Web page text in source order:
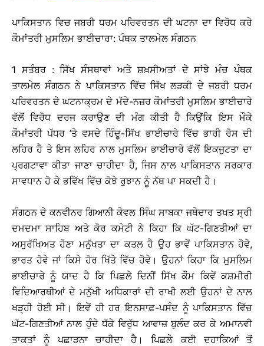
ਪਾਕਿਸਤਾਨ ਵਿਚ ਜਬਰੀ ਧਰਮ ਪਰਿਵਰਤਨ ਦੀ ਘਟਨਾ ਦਾ ਵਿਰੋਧ ਕਰੇ
ਕੌਮਾਂਤਰੀ ਮੁਸਲਿਮ ਭਾਈਚਾਰਾ: ਪੰਥਕ ਤਾਲਮੇਲ ਸੰਗਠਨ
1 ਸਤੰਬਰ : ਸਿੱਖ ਸੰਸਥਾਵਾਂ ਅਤੇ ਸ਼ਖ਼ਸੀਅਤਾਂ ਦੇ ਸਾਂਝੇ ਮੰਚ ਪੰਥਕ
ਤਾਲਮੇਲ ਸੰਗਠਨ ਨੇ ਪਾਕਿਸਤਾਨ ਵਿੱਚ ਸਿੱਖ ਲੜਕੀ ਦੇ ਜਬਰੀ ਧਰਮ
ਪਰਿਵਰਤਨ ਦੇ ਘਟਨਾਕ੍ਰਮ ਦੇ ਮੱਦੇ-ਨਜ਼ਰ ਕੌਮਾਂਤਰੀ ਮੁਸਲਿਮ ਭਾਈਚਾਰੇ
ਵੱਲੋਂ ਵਿਰੋਧ ਦਰਜ ਕਰਾਉਣ ਦੀ ਮੰਗ ਕੀਤੀ ਹੈ ਕਿਉਂਕਿ ਇਸ ਮੌਕੇ
ਕੌਮਾਂਤਰੀ ਪੱਧਰ ’ਤੇ ਵਸਦੇ ਹਿੰਦੂ-ਸਿੱਖ ਭਾਈਚਾਰੇ ਵਿੱਚ ਭਾਰੀ ਰੋਸ ਦੀ
ਲਹਿਰ ਹੈ ਤੇ ਇਸ ਲਹਿਰ ਨਾਲ ਮੁਸਲਿਮ ਭਾਈਚਾਰੇ ਵੱਲੋਂ ਇਕਜੁਟਤਾ ਦਾ
ਪ੍ਰਗਟਾਵਾ ਕੀਤਾ ਜਾਣਾ ਚਾਹੀਦਾ ਹੈ, ਜਿਸ ਨਾਲ ਪਾਕਿਸਤਾਨ ਸਰਕਾਰ
ਸਾਵਧਾਨ ਹੋ ਕੇ ਭਵਿੱਖ ਵਿੱਚ ਕੋਝੇ ਰੁਝਾਨ ਨੂੰ ਨੱਥ ਪਾ ਸਕਦੀ ਹੈ।
ਸੰਗਠਨ ਦੇ ਕਨਵੀਨਰ ਗਿਆਨੀ ਕੇਵਲ ਸਿੰਘ ਸਾਬਕਾ ਜਥੇਦਾਰ ਤਖਤ ਸ੍ਰੀ
ਦਮਦਮਾ ਸਾਹਿਬ ਅਤੇ ਕੋਰ ਕਮੇਟੀ ਨੇ ਕਿਹਾ ਕਿ ਘੱਟ-ਗਿਣਤੀਆਂ ਦਾ
ਅਸੁਰੱਖਿਅਤ ਹੋਣਾ ਮਨੁੱਖਤਾ ਦਾ ਕਤਲ ਹੈ ਉਹ ਭਾਵੇਂ ਪਾਕਿਸਤਾਨ ਹੋਵੇ,
ਭਾਰਤ ਹੋਵੇ ਜਾਂ ਕਿਸੇ ਹੋਰ ਖਿੱਤੇ ਵਿੱਚ ਹੋਵੇ। ਉਹਨਾਂ ਕਿਹਾ ਕਿ ਮੁਸਲਿਮ
ਭਾਈਚਾਰੇ ਨੂੰ ਯਾਦ ਹੈ ਕਿ ਪਿਛਲੇ ਦਿਨੀਂ ਸਿੱਖ ਕੌਮ ਕਿਵੇਂ ਕਸ਼ਮੀਰੀ
ਵਿਦਿਆਰਥੀਆਂ ਦੇ ਮਨੁੱਖੀ ਅਧਿਕਾਰਾਂ ਦੀ ਰਾਖੀ ਲਈ ਉਹਨਾਂ ਦੇ ਨਾਲ
ਖੜ੍ਹੀ ਹੋਈ ਸੀ। ਇਵੇਂ ਹੀ ਹਰ ਇਨਸਾਫ਼-ਪਸੰਦ ਨੂੰ ਪਾਕਿਸਤਾਨ ਵਿੱਚ
ਘੱਟ-ਗਿਣਤੀਆਂ ਨਾਲ ਹੁੰਦੇ ਧੱਕੇ ਵਿਰੁੱਧ ਆਵਾਜ਼ ਬੁਲੰਦ ਕਰ ਕੇ ਅਮਾਨਵੀ
ਤਾਕਤਾਂ ਨੂੰ ਪਛਾੜਨਾ ਚਾਹੀਦਾ ਹੈ। ਪਿਛਲੇ ਕਈ ਦਹਾਕਿਆਂ ਤੋਂ